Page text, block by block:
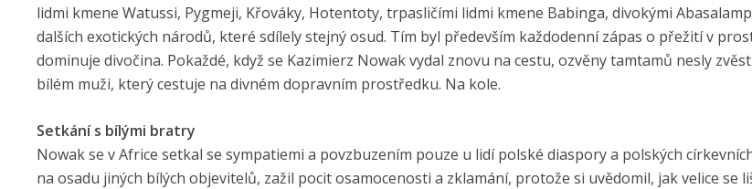
lidmi kmene Watussi, Pygmeji, Křováky, Hotentoty, trpasličími lidmi kmene Babinga, divokými
dalších exotických národů, které sdílely stejný osud. Tím byl především každodenní zápas o přežití v
dominuje divočina. Pokaždé, když se Kazimierz Nowak vydal znovu na cestu, ozvěny tamtamů nesly
bílém muži, který cestuje na divném dopravním prostředku. Na kole.
Setkání s bílými bratry
Nowak se v Africe setkal se sympatiemi a povzbuzením pouze u lidí polské diaspory a polských
na osadu jiných bílých objevitelů, zažil pocit osamocenosti a zklamání, protože si uvědomil, jak velice se